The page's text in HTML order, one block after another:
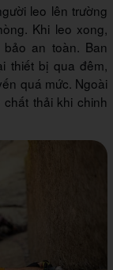
leo lên trường
Khi leo xong,
an toàn. Ban
thiết bị qua đêm,
quá mức. Ngoài
thải khi chinh